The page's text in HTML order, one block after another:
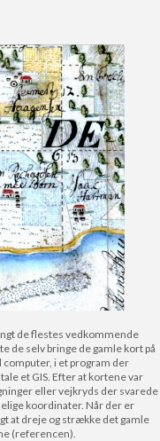
de flestes vedkommende
de selv bringe de gamle kort på
i et program der
et GIS. Efter at kortene var
eller vejkryds der svarede
koordinater. Når der er
at dreje og strække det gamle
(referencen).